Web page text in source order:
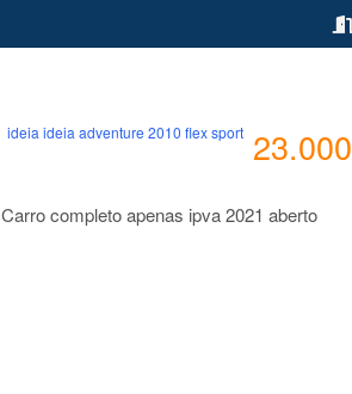
ideia ideia adventure 2010 flex sport 23.000
Carro completo apenas ipva 2021 aberto